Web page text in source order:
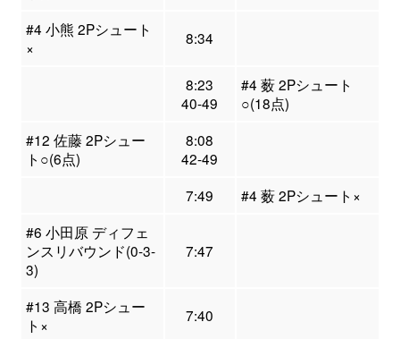
#4 小熊 2Pシュート
×
8:34
8:23
40-49
#4 薮 2Pシュート
○(18点)
#12 佐藤 2Pシュー
ト○(6点)
8:08
42-49
7:49
#4 薮 2Pシュート×
#6 小田原 ディフェ
ンスリバウンド(0-3-
3)
7:47
#13 高橋 2Pシュー
ト×
7:40